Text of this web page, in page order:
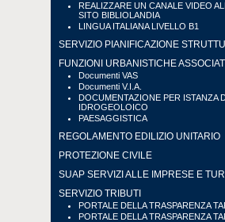
REALIZZARE UN CANALE VIDEO
SITO BIBLIOLANDIA
LINGUA ITALIANA LIVELLO B1
SERVIZIO PIANIFICAZIONE
FUNZIONI URBANISTICHE
Documenti VAS
Documenti V.I.A.
DOCUMENTAZIONE PER ISTANZA
IDROGEOLOICO
PAESAGGISTICA
REGOLAMENTO EDILIZIO UNITARIO
PROTEZIONE CIVILE
SUAP SERVIZI ALLE IMPRESE E
SERVIZIO TRIBUTI
PORTALE DELLA TRASPARENZA
PORTALE DELLA TRASPARENZA